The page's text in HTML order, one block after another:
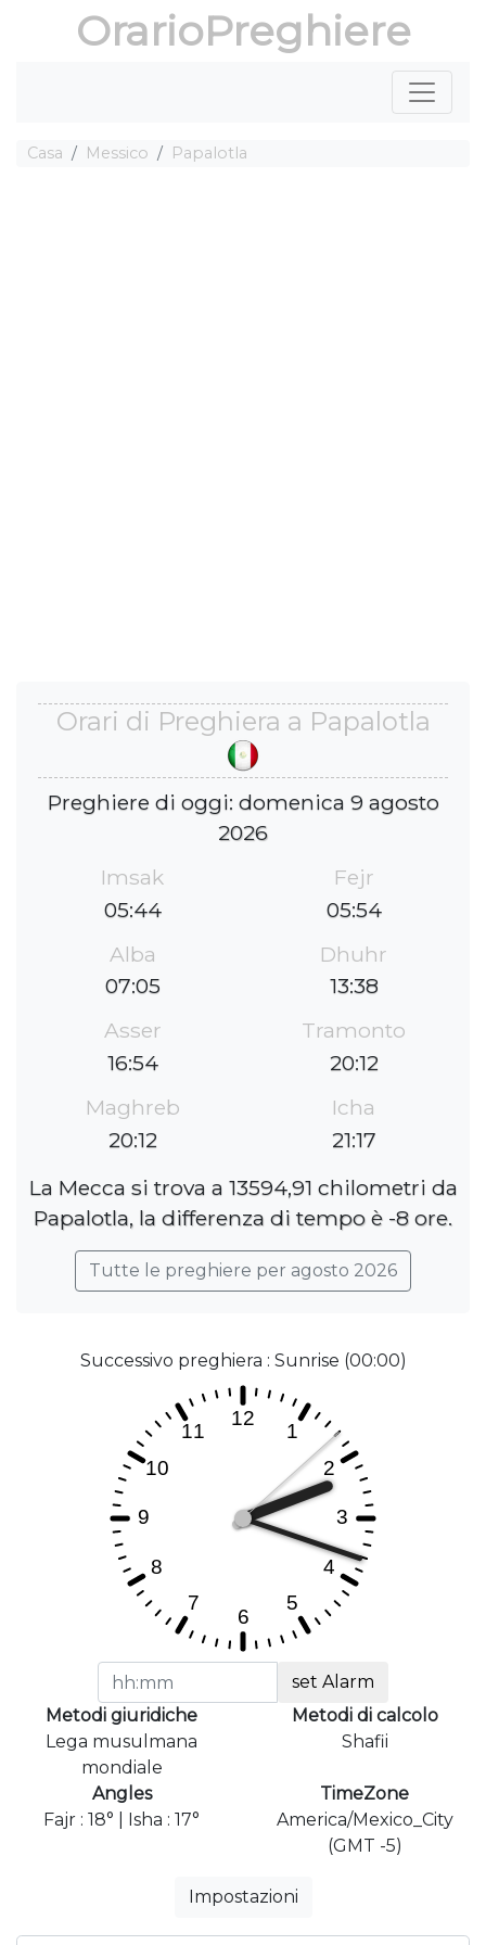
OrarioPreghiere
Casa Messico Papalotla
Orari di Preghiera a Papalotla
Preghiere di oggi: domenica 9 agosto
2026
Imsak
05:44
Fejr
05:54
Alba
07:05
Dhuhr
13:38
Asser
16:54
Tramonto
20:12
Maghreb
20:12
Icha
21:17
La Mecca si trova a 13594,91 chilometri da
Papalotla, la differenza di tempo è -8 ore.
Tutte le preghiere per agosto 2026
Successivo preghiera : Sunrise (00:00)
set Alarm
Metodi giuridiche
Lega musulmana
mondiale
Metodi di calcolo
Shafii
Angles
Fajr : 18° | Isha : 17°
TimeZone
America/Mexico_City
(GMT -5)
Impostazioni